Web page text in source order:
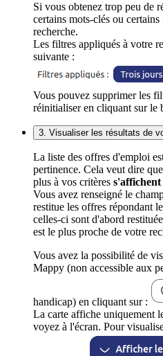
Si vous obtenez trop peu de
certains mots-clés ou
recherche.
Les filtres appliqués à votre
suivante :
Vous pouvez supprimer les
réinitialiser en cliquant sur le
3. Visualiser les résultats de
La liste des offres d'emploi
pertinence. Cela veut dire
plus à vos critères
Vous avez renseigné le
restitue les offres répondant
celles-ci sont d'abord
est le plus proche de votre
Vous avez la possibilité de
Mappy (non accessible aux
handicap) en cliquant sur :
La carte affiche uniquement
voyez à l'écran. Pour